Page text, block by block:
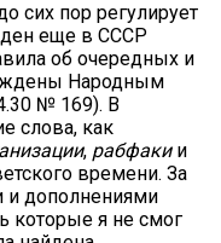
сих пор регулирует
еще в СССР
об очередных и
Народным
№ 169). В
слова, как
, рабфакии
времени. За
и дополнениями
которые я не смог